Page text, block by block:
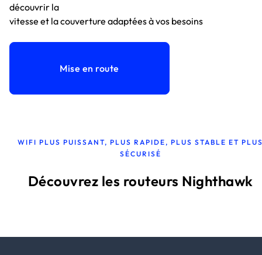
découvrir la
vitesse et la couverture adaptées à vos besoins
Mise en route
WIFI PLUS PUISSANT, PLUS RAPIDE, PLUS STABLE ET
SÉCURISÉ
Découvrez les routeurs Nighthawk